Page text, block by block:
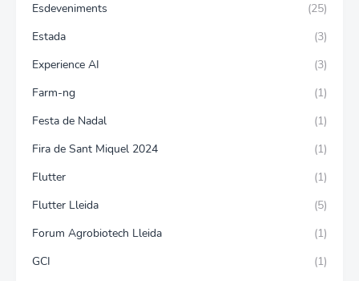
Esdeveniments
(25)
Estada
(3)
Experience AI
(3)
Farm-ng
(1)
Festa de Nadal
(1)
Fira de Sant Miquel 2024
(1)
Flutter
(1)
Flutter Lleida
(5)
Forum Agrobiotech Lleida
(1)
GCI
(1)